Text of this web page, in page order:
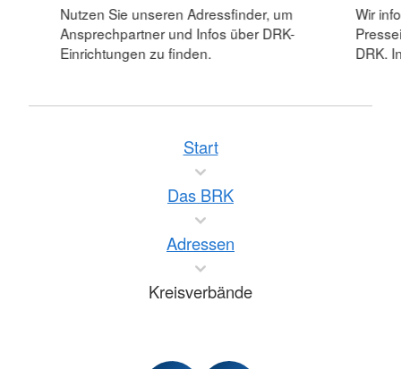
Nutzen Sie unseren Adressfinder, um
Ansprechpartner und Infos über DRK-
Einrichtungen zu finden.
Wir
DRK.
Start
Das BRK
Adressen
Kreisverbände